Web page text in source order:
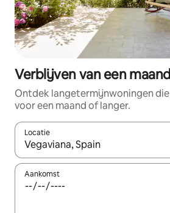
Verblijven van een
Ontdek langetermijnwoningen die
voor een maand of langer.
Locatie
Wanneer er resultaten beschikbaar
Aankomst